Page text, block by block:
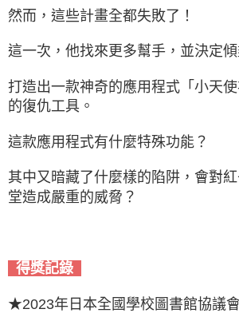
然而，這些計畫全都失敗了！
這一次，他找來更多幫手，並決定傾
打造出一款神奇的應用程式「小天
的復仇工具。
這款應用程式有什麼特殊功能？
其中又暗藏了什麼樣的陷阱，會對
堂造成嚴重的威脅？
得獎記錄
★2023年日本全國學校圖書館協議